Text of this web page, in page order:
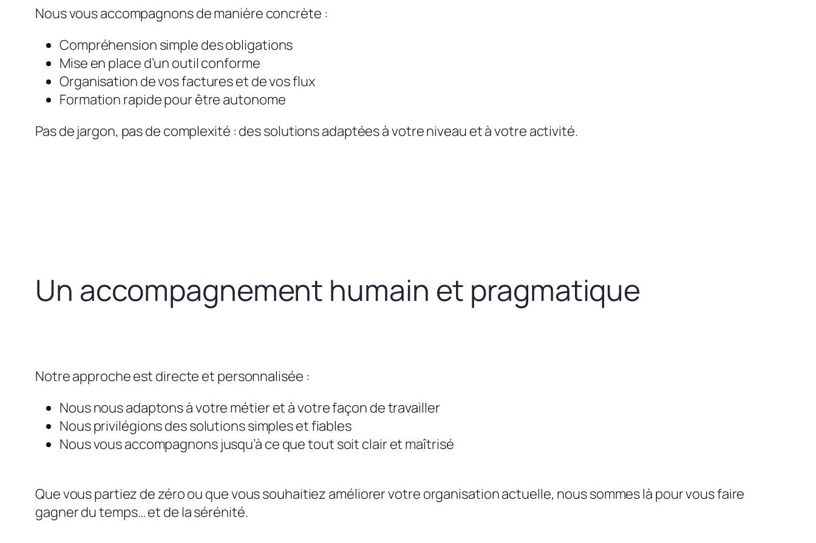
Nous vous accompagnons de manière concrète :
Compréhension simple des obligations
Mise en place d’un outil conforme
Organisation de vos factures et de vos flux
Formation rapide pour être autonome
Pas de jargon, pas de complexité : des solutions adaptées à votre niveau et à votre activité.
Un accompagnement humain et pragmatique
Notre approche est directe et personnalisée :
Nous nous adaptons à votre métier et à votre façon de travailler
Nous privilégions des solutions simples et fiables
Nous vous accompagnons jusqu’à ce que tout soit clair et maîtrisé
Que vous partiez de zéro ou que vous souhaitiez améliorer votre organisation actuelle, nous sommes là pour vous faire
gagner du temps… et de la sérénité.